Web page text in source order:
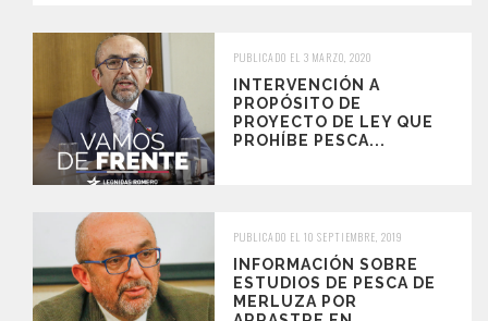
PUBLICADO EL 3 MARZO, 2020
INTERVENCIÓN A
PROPÓSITO DE
PROYECTO DE LEY QUE
PROHÍBE PESCA...
PUBLICADO EL 10 SEPTIEMBRE, 2019
INFORMACIÓN SOBRE
ESTUDIOS DE PESCA DE
MERLUZA POR